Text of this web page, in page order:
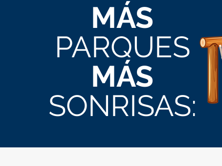
MÁS
PARQUES
MÁS
SONRISAS: